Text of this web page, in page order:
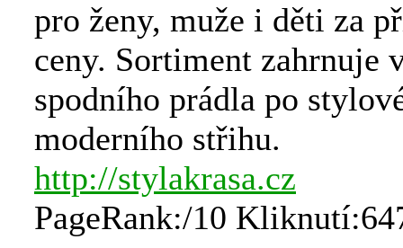
pro ženy, muže i děti za
ceny. Sortiment zahrnuje
spodního prádla po
moderního střihu.
http://stylakrasa.cz
PageRank:/10